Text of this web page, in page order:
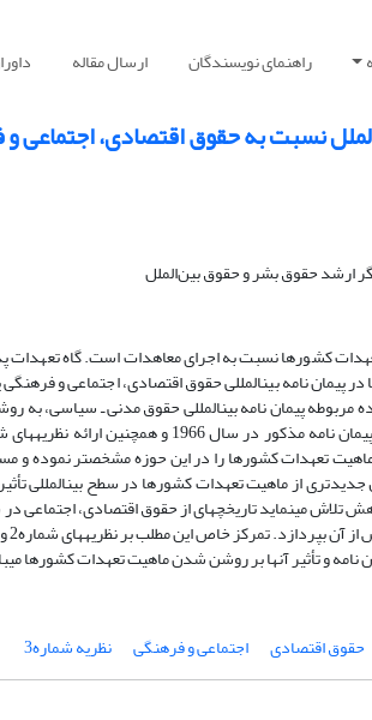
راهنمای نویسندگان ارسال مقاله
نسبت به حقوق اقتصادی، اجتماعی
ارشد حقوق بشر و حقوق بین‌الملل
مربوطه پیمان نامه بین­المللی حقوق مدنی ـ سیاسی،
تعهدات کشورها را در این حوزه مشخص­تر نموده و
جدیدتری از ماهیت تعهدات کشورها در سطح بین­المللی
تلاش می­نماید تاریخچه­ای از حقوق اقتصادی، اجتماعی
حقوق اقتصادی اجتماعی و فرهنگی نظریه شماره3